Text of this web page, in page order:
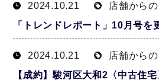
2024.10.21
店舗から
「トレンドレポート」10月号を
2024.10.21
店舗から
【成約】駿河区大和2〈中古住